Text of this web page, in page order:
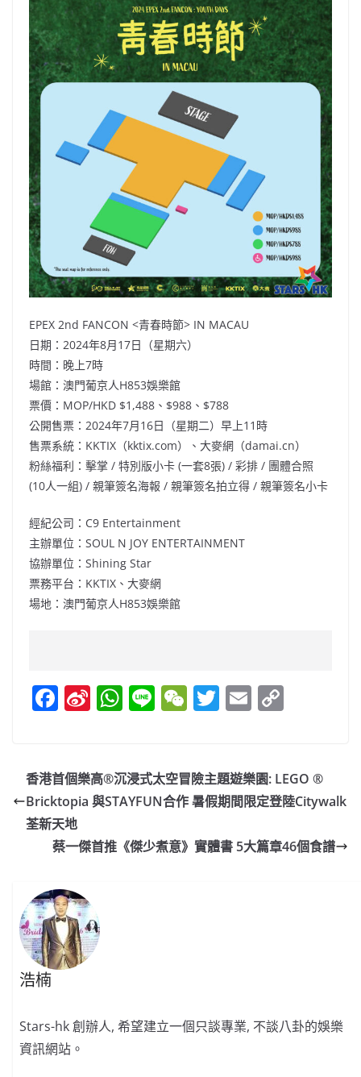
EPEX 2nd FANCON <青春時節> IN MACAU
日期：2024年8月17日（星期六）
時間：晚上7時
場館：澳門葡京人H853娛樂館
票價：MOP/HKD $1,488、$988、$788
公開售票：2024年7月16日（星期二）早上11時
售票系統：KKTIX（kktix.com）、大麥網（damai.cn）
粉絲福利：擊掌 / 特別版小卡 (一套8張) / 彩排 / 團體合照
(10人一組) / 親筆簽名海報 / 親筆簽名拍立得 / 親筆簽名小卡
經紀公司：C9 Entertainment
主辦單位：SOUL N JOY ENTERTAINMENT
協辦單位：Shining Star
票務平台：KKTIX、大麥網
場地：澳門葡京人H853娛樂館
F
e
b
o
o
Si
W
ei
o
W
s
A
p
Li W
h
at
T
er
E
l y
Li
k
香港首個樂高®沉浸式太空冒險主題遊樂園: LEGO ®
Bricktopia 與STAYFUN合作 暑假期間限定登陸Citywalk
荃新天地
蔡一傑首推《傑少煮意》實體書 5大篇章46個食譜
浩楠
Stars-hk 創辦人, 希望建立一個只談專業, 不談八卦的娛樂
資訊網站。